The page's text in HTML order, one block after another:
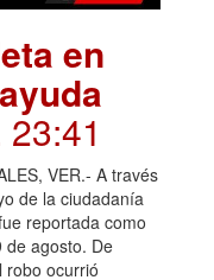
en
23:41
VER.- A través
de la ciudadanía
reportada como
de agosto. De
robo ocurrió